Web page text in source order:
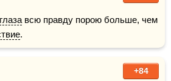
глаза
.
+84